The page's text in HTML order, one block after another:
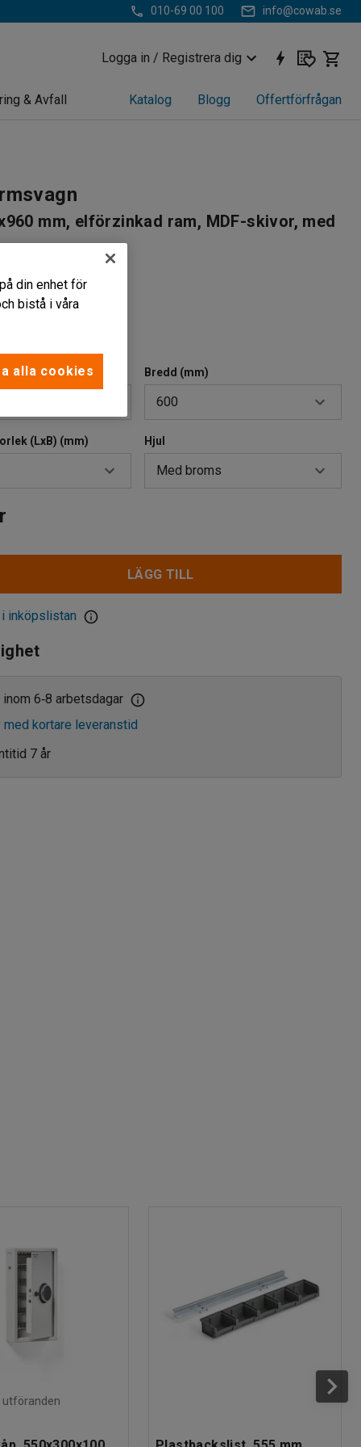
010-69 00 100 info@cowab.se
Logga in / Registrera dig
& Avfall Katalog Blogg Offertförfrågan
mm, elförzinkad ram, MDF-skivor, med
Bredd (mm)
600
700
(LxB) (mm) Hjul
Med broms
LÄGG TILL
inköpslistan
inom 6‑8 arbetsdagar
med kortare leveranstid
7 år
utföranden
din enhet för
bistå i våra
alla cookies